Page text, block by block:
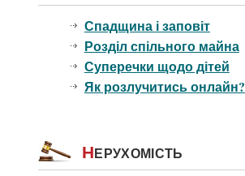
Спадщина і заповіт
Розділ спільного майна
Суперечки щодо дітей
Як розлучитись онлайн?
НЕРУХОМІСТЬ